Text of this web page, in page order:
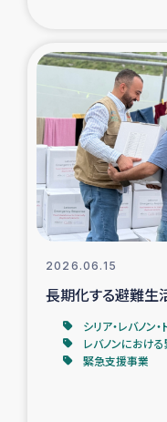
タイ国境
漁民に
レバノンでの
レ
レバノンで
海外
2026.06.15
シリア・レバノン・
レバノンにおけ
緊急支援事業